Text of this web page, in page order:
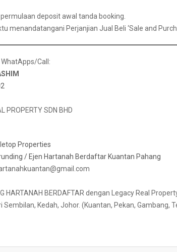
deposit awal tanda booking.
menandatangani Perjanjian Jual Beli ‘Sale and
Call:
PROPERTY SDN BHD
Properties
/ Ejen Hartanah Berdaftar Kuantan Pahang
HARTANAH BERDAFTAR dengan Legacy Real
Sembilan, Kedah, Johor. (Kuantan, Pekan,